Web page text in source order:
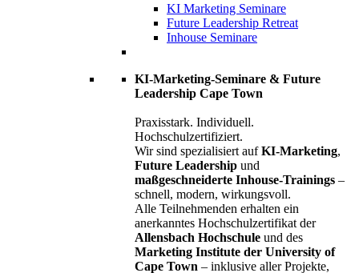
KI Marketing Seminare
Future Leadership Retreat
Inhouse Seminare
KI-Marketing-Seminare & Future
Leadership Cape Town
Praxisstark. Individuell.
Hochschulzertifiziert.
Wir sind spezialisiert aufKI-Marketing,
Future Leadership und
maßgeschneiderte Inhouse-Trainings –
schnell, modern, wirkungsvoll.
Alle Teilnehmenden erhalten ein
anerkanntes Hochschulzertifikat der
Allensbach Hochschule und des
Marketing Institute der University of
Cape Town – inklusive aller Projekte,